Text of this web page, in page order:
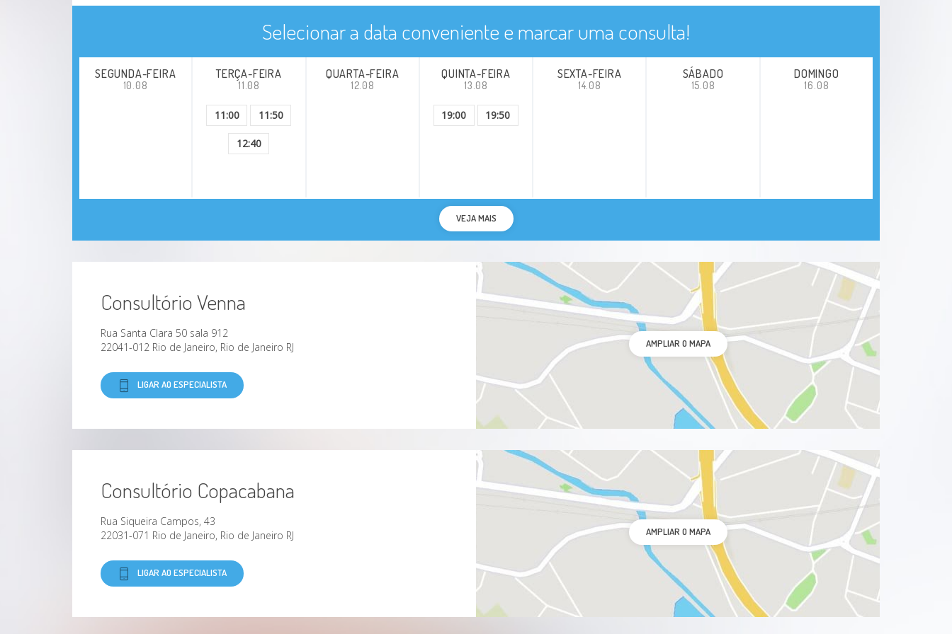
Emagrecimento - método Pronokal
Hipotireoidismo gestacional
Selecionar a data conveniente e marcar uma consulta!
SEGUNDA-FEIRA
10.08
TERÇA-FEIRA
11.08
11:00 11:50
12:40
QUARTA-FEIRA
12.08
QUINTA-FEIRA
13.08
19:00 19:50
SEXTA-FEIRA
14.08
SÁBADO
15.08
DOMINGO
16.08
VEJA MAIS
Consultório Venna
Rua Santa Clara 50 sala 912
22041-012 Rio de Janeiro, Rio de Janeiro RJ
LIGAR AO ESPECIALISTA
AMPLIAR O MAPA
Consultório Copacabana
Rua Siqueira Campos, 43
22031-071 Rio de Janeiro, Rio de Janeiro RJ
LIGAR AO ESPECIALISTA
AMPLIAR O MAPA